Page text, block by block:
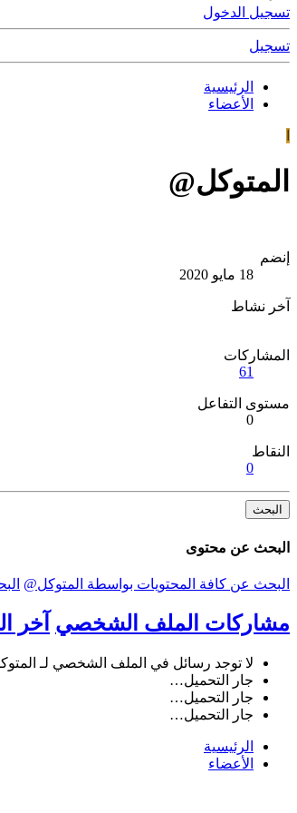
تسجيل الدخول
تسجيل
الرئيسية
الأعضاء
المتوكل@
إنضم
18 مايو 2020
آخر نشاط
المشاركات
61
مستوى التفاعل
0
النقاط
0
البحث
البحث عن محتوى
البحث عن كافة المحتويات بواسطة المتوكل@
مشاركات الملف الشخصي آخر
لا توجد رسائل في الملف الشخصي لـ
جار التحميل…
جار التحميل…
جار التحميل…
الرئيسية
الأعضاء